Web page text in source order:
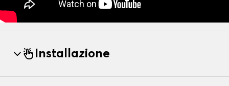
Installazione